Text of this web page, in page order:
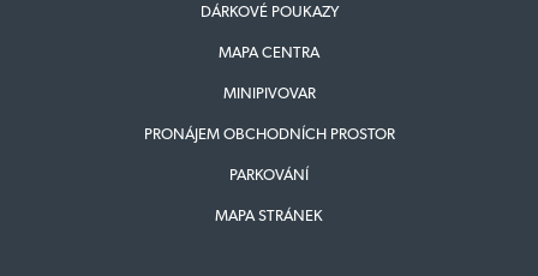
DÁRKOVÉ POUKAZY
MAPA CENTRA
MINIPIVOVAR
PRONÁJEM OBCHODNÍCH PROSTOR
PARKOVÁNÍ
MAPA STRÁNEK